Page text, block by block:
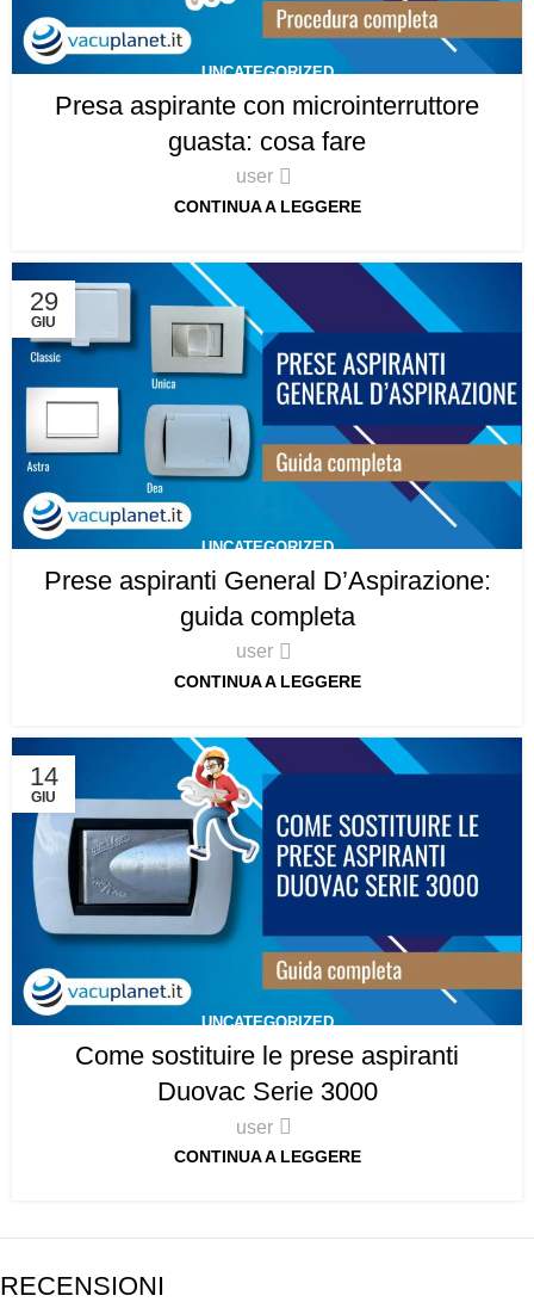
UNCATEGORIZED
Presa aspirante con microinterruttore
guasta: cosa fare
user
CONTINUA A LEGGERE
29
GIU
UNCATEGORIZED
Prese aspiranti General D’Aspirazione:
guida completa
user
CONTINUA A LEGGERE
14
GIU
UNCATEGORIZED
Come sostituire le prese aspiranti
Duovac Serie 3000
user
CONTINUA A LEGGERE
RECENSIONI